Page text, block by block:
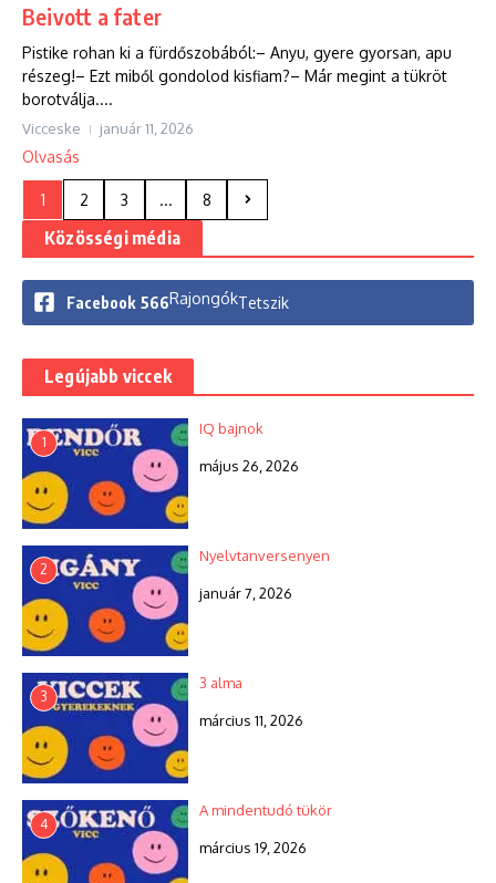
Beivott a fater
Pistike rohan ki a fürdőszobából:– Anyu, gyere gyorsan, apu
részeg!– Ezt miből gondolod kisfiam?– Már megint a tükröt
borotválja....
Vicceske január 11, 2026
Olvasás
1 2 3 ... 8
Közösségi média
Facebook 566RajongókTetszik
Legújabb viccek
1
IQ bajnok
május 26, 2026
2
Nyelvtanversenyen
január 7, 2026
3
3 alma
március 11, 2026
4
A mindentudó tükör
március 19, 2026